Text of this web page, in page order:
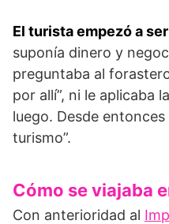
El turista empezó a
suponía dinero y
preguntaba al
por allí”, ni le aplicaba
luego. Desde
turismo”.
Cómo se viajaba
Con anterioridad al